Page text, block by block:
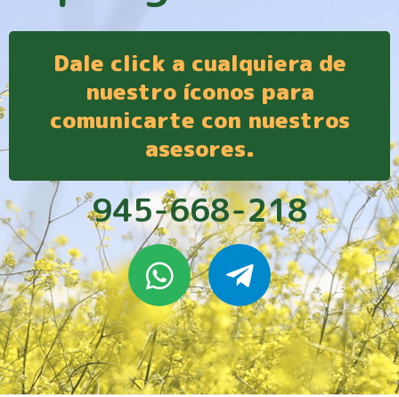
Dale click a cualquiera de
nuestro íconos para
comunicarte con nuestros
asesores.
945-668-218